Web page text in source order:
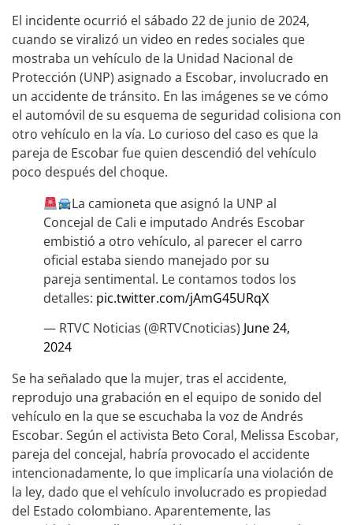
El incidente ocurrió el sábado 22 de junio de 2024,
cuando se viralizó un video en redes sociales que
mostraba un vehículo de la Unidad Nacional de
Protección (UNP) asignado a Escobar, involucrado en
un accidente de tránsito. En las imágenes se ve cómo
el automóvil de su esquema de seguridad colisiona con
otro vehículo en la vía. Lo curioso del caso es que la
pareja de Escobar fue quien descendió del vehículo
poco después del choque.
La camioneta que asignó la UNP al
Concejal de Cali e imputado Andrés Escobar
embistió a otro vehículo, al parecer el carro
oficial estaba siendo manejado por su
pareja sentimental. Le contamos todos los
detalles: pic.twitter.com/jAmG45URqX
— RTVC Noticias (@RTVCnoticias) June 24,
2024
Se ha señalado que la mujer, tras el accidente,
reprodujo una grabación en el equipo de sonido del
vehículo en la que se escuchaba la voz de Andrés
Escobar. Según el activista Beto Coral, Melissa Escobar,
pareja del concejal, habría provocado el accidente
intencionadamente, lo que implicaría una violación de
la ley, dado que el vehículo involucrado es propiedad
del Estado colombiano. Aparentemente, las